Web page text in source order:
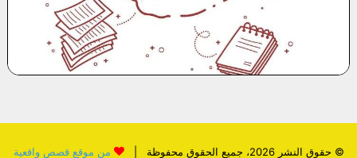
© حقوق النشر 2026، جميع الحقوق محفوظة | من موقع قصص واقعية